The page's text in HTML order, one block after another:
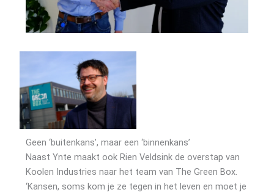
Geen ‘buitenkans’, maar een ‘binnenkans’
Naast Ynte maakt ook Rien Veldsink de overstap van
Koolen Industries naar het team van The Green Box.
‘Kansen, soms kom je ze tegen in het leven en moet je